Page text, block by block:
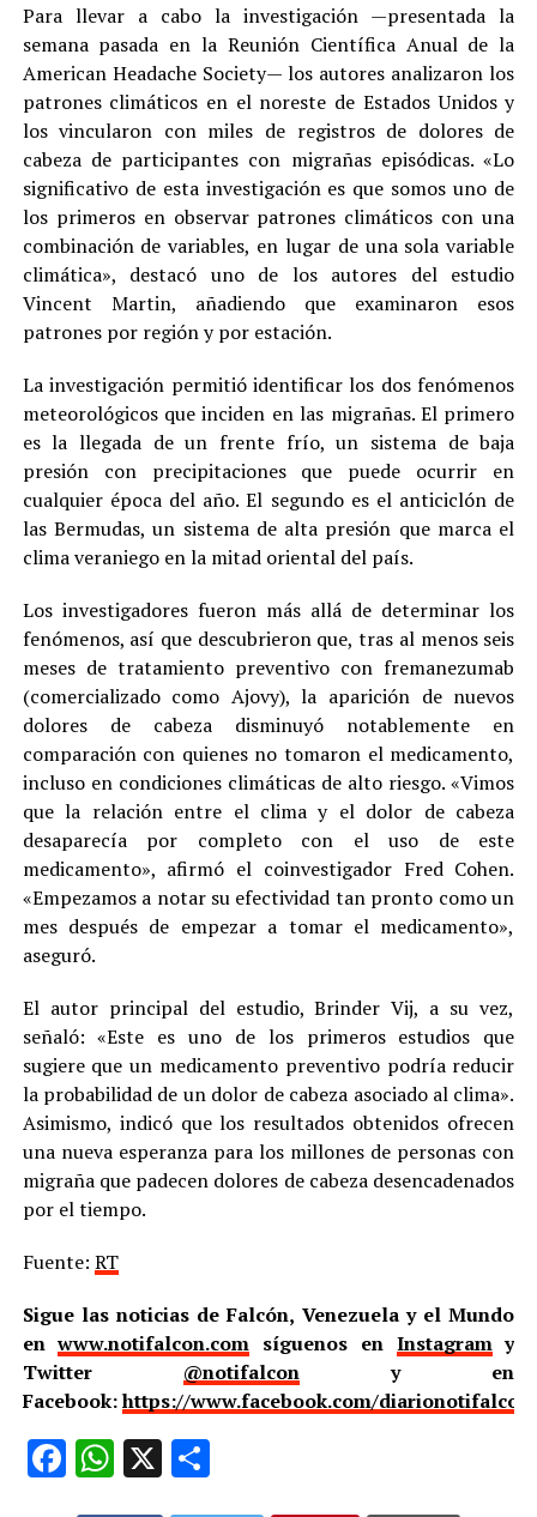
Para llevar a cabo la investigación —presentada la
semana pasada en la Reunión Científica Anual de la
American Headache Society— los autores analizaron los
patrones climáticos en el noreste de Estados Unidos y
los vincularon con miles de registros de dolores de
cabeza de participantes con migrañas episódicas. «Lo
significativo de esta investigación es que somos uno de
los primeros en observar patrones climáticos con una
combinación de variables, en lugar de una sola variable
climática», destacó uno de los autores del estudio
Vincent Martin, añadiendo que examinaron esos
patrones por región y por estación.
La investigación permitió identificar los dos fenómenos
meteorológicos que inciden en las migrañas. El primero
es la llegada de un frente frío, un sistema de baja
presión con precipitaciones que puede ocurrir en
cualquier época del año. El segundo es el anticiclón de
las Bermudas, un sistema de alta presión que marca el
clima veraniego en la mitad oriental del país.
Los investigadores fueron más allá de determinar los
fenómenos, así que descubrieron que, tras al menos seis
meses de tratamiento preventivo con fremanezumab
(comercializado como Ajovy), la aparición de nuevos
dolores de cabeza disminuyó notablemente en
comparación con quienes no tomaron el medicamento,
incluso en condiciones climáticas de alto riesgo. «Vimos
que la relación entre el clima y el dolor de cabeza
desaparecía por completo con el uso de este
medicamento», afirmó el coinvestigador Fred Cohen.
«Empezamos a notar su efectividad tan pronto como un
mes después de empezar a tomar el medicamento»,
aseguró.
El autor principal del estudio, Brinder Vij, a su vez,
señaló: «Este es uno de los primeros estudios que
sugiere que un medicamento preventivo podría reducir
la probabilidad de un dolor de cabeza asociado al clima».
Asimismo, indicó que los resultados obtenidos ofrecen
una nueva esperanza para los millones de personas con
migraña que padecen dolores de cabeza desencadenados
por el tiempo.
Fuente: RT
Sigue las noticias de Falcón, Venezuela y el Mundo
enwww.notifalcon.com síguenos en Instagramy
Twitter @notifalcony en
Facebook:https://www.facebook.com/
Facebook
WhatsApp
X Compartir